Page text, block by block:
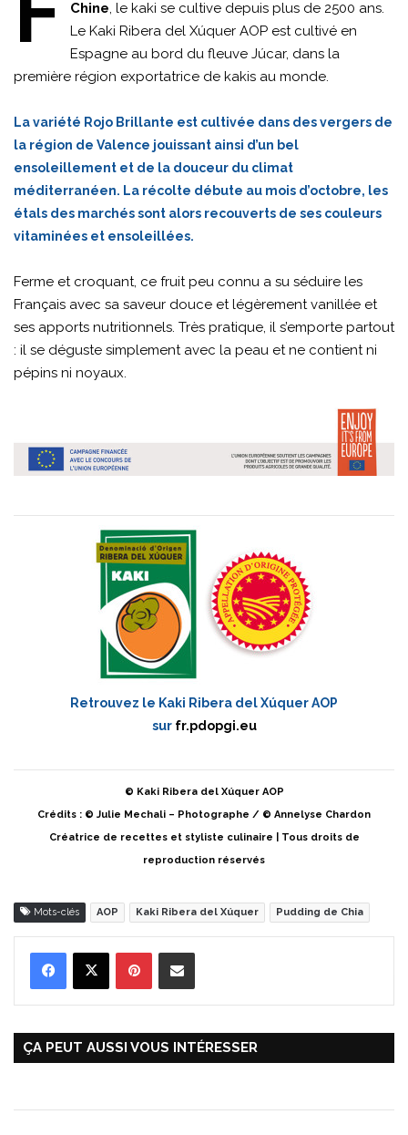
Chine, le kaki se cultive depuis plus de 2500 ans.
Le Kaki Ribera del Xúquer AOP est cultivé en
Espagne au bord du fleuve Júcar, dans la
première région exportatrice de kakis au monde.
La variété Rojo Brillante est cultivée dans des vergers de
la région de Valence jouissant ainsi d’un bel
ensoleillement et de la douceur du climat
méditerranéen. La récolte débute au mois d’octobre, les
étals des marchés sont alors recouverts de ses couleurs
vitaminées et ensoleillées.
Ferme et croquant, ce fruit peu connu a su séduire les
Français avec sa saveur douce et légèrement vanillée et
ses apports nutritionnels. Très pratique, il s’emporte partout
: il se déguste simplement avec la peau et ne contient ni
pépins ni noyaux.
Retrouvez le Kaki Ribera del Xúquer AOP
sur fr.pdopgi.eu
© Kaki Ribera del Xúquer AOP
Crédits : © Julie Mechali – Photographe / © Annelyse Chardon
Créatrice de recettes et styliste culinaire | Tous droits de
reproduction réservés
Mots-clés AOP Kaki Ribera del Xúquer Pudding de Chia
ÇA PEUT AUSSI VOUS INTÉRESSER